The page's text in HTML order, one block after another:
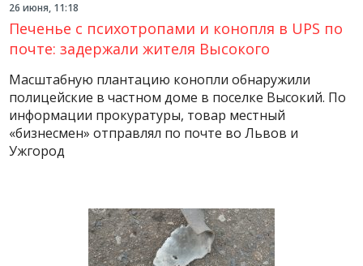
26 июня, 11:18
Печенье с психотропами и конопля в UPS по
почте: задержали жителя Высокого
Масштабную плантацию конопли обнаружили
полицейские в частном доме в поселке Высокий. По
информации прокуратуры, товар местный
«бизнесмен» отправлял по почте во Львов и
Ужгород